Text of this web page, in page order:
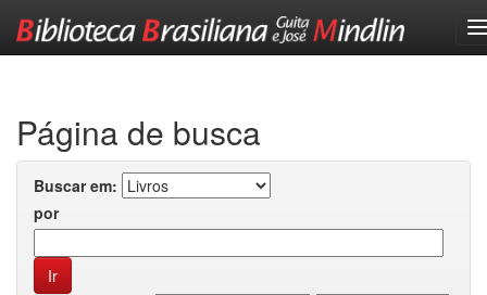
Página de busca
Buscar em:
por